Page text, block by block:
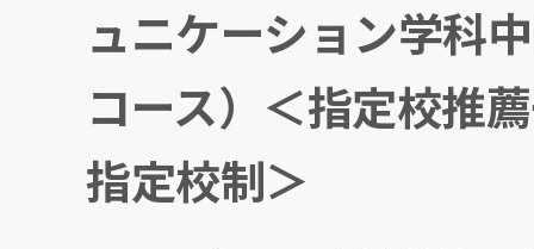
ュニケーション学科
コース）＜指定校推
指定校制＞